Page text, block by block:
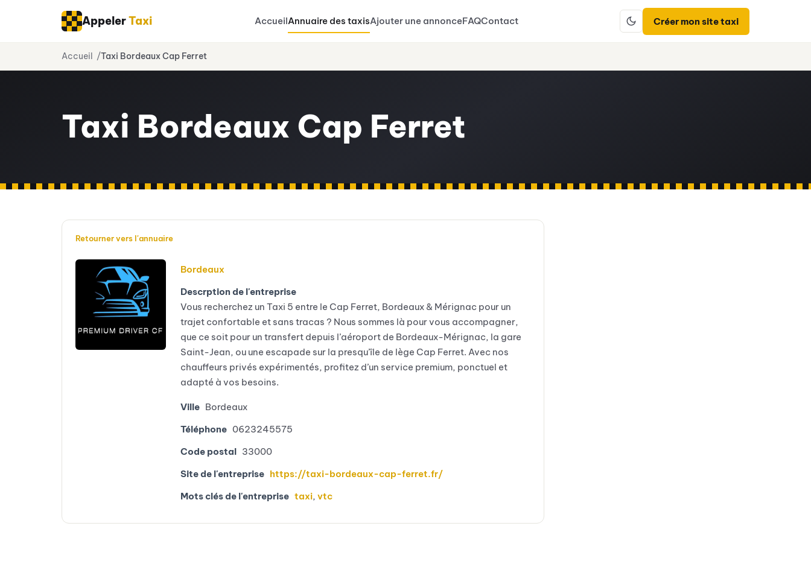
AppelerTaxi AccueilAnnuaire des taxisAjouter une annonceFAQContact Créer mon site taxi
Accueil Taxi Bordeaux Cap Ferret
Taxi Bordeaux Cap Ferret
Retourner vers l'annuaire
Bordeaux
Descrption de l'entreprise
Vous recherchez un Taxi 5 entre le Cap Ferret, Bordeaux & Mérignac pour un
trajet confortable et sans tracas ? Nous sommes là pour vous accompagner,
que ce soit pour un transfert depuis l’aéroport de Bordeaux-Mérignac, la gare
Saint-Jean, ou une escapade sur la presqu’île de lège Cap Ferret. Avec nos
chauffeurs privés expérimentés, profitez d’un service premium, ponctuel et
adapté à vos besoins.
Ville Bordeaux
Téléphone 0623245575
Code postal 33000
Site de l'entreprise https://taxi-bordeaux-cap-ferret.fr/
Mots clés de l'entreprise taxi, vtc